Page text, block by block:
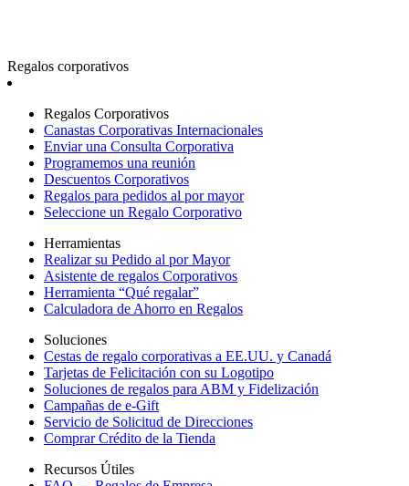
Regalos corporativos
Regalos Corporativos
Canastas Corporativas Internacionales
Enviar una Consulta Corporativa
Programemos una reunión
Descuentos Corporativos
Regalos para pedidos al por mayor
Seleccione un Regalo Corporativo
Herramientas
Realizar su Pedido al por Mayor
Asistente de regalos Corporativos
Herramienta “Qué regalar”
Calculadora de Ahorro en Regalos
Soluciones
Cestas de regalo corporativas a EE.UU. y Canadá
Tarjetas de Felicitación con su Logotipo
Soluciones de regalos para ABM y Fidelización
Campañas de e-Gift
Servicio de Solicitud de Direcciones
Comprar Crédito de la Tienda
Recursos Útiles